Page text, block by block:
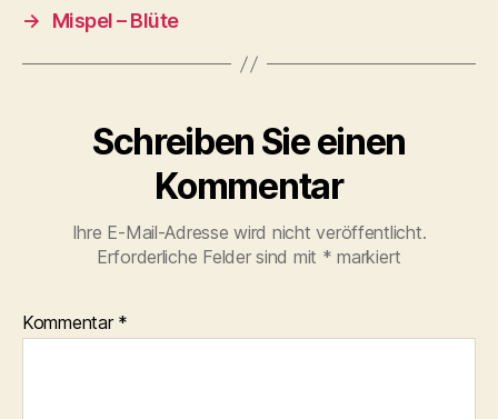
→
Mispel – Blüte
Schreiben Sie einen
Kommentar
Ihre E-Mail-Adresse wird nicht veröffentlicht.
Erforderliche Felder sind mit * markiert
Kommentar *